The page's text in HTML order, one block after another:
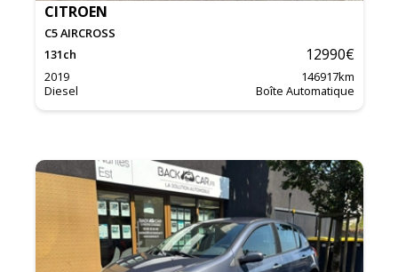
CITROEN
C5 AIRCROSS
131ch 12990€
2019 146917km
Diesel
Boîte Automatique